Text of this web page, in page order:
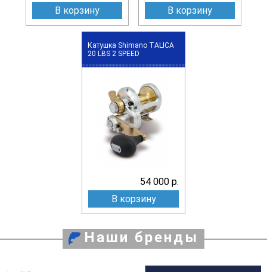
В корзину
В корзину
Катушка Shimano TALICA
20 LBS 2 SPEED
54 000 р.
В корзину
Наши бренды